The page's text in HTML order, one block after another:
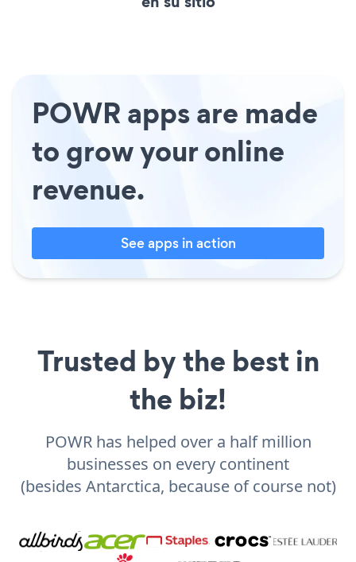
POWR apps are made
to grow your online
revenue.
See apps in action
Trusted by the best in
the biz!
POWR has helped over a half million
businesses on every continent
(besides Antarctica, because of course not)